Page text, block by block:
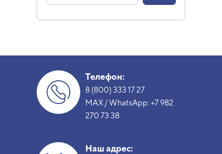
Телефон:
8 (800) 333 17 27
MAX / WhatsApp:+7 982
270 73 38
Наш адрес: